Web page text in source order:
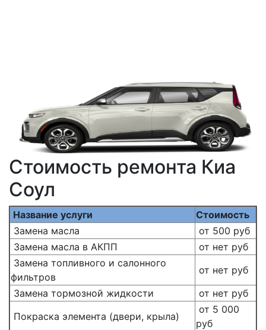
Стоимость ремонта Киа
Соул
Название услуги
Стоимость
Замена масла
от 500 руб
Замена масла в АКПП
от нет руб
Замена топливного и салонного
фильтров
от нет руб
Замена тормозной жидкости
от нет руб
Покраска элемента (двери, крыла)
от 5 000
руб